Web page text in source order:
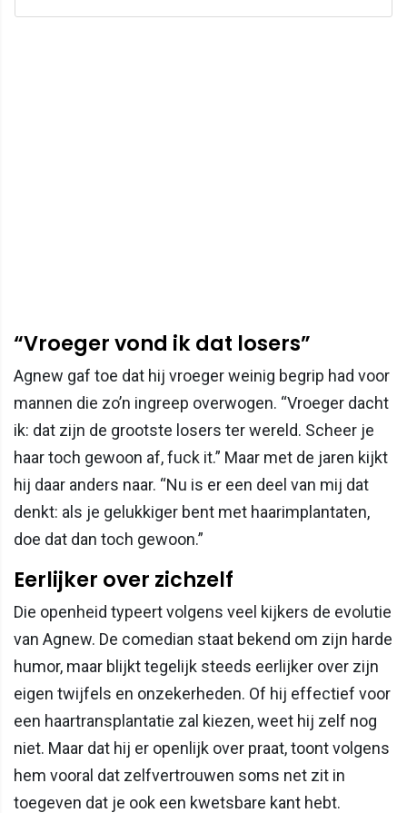
“Vroeger vond ik dat losers”
Agnew gaf toe dat hij vroeger weinig begrip had voor
mannen die zo’n ingreep overwogen. “Vroeger dacht
ik: dat zijn de grootste losers ter wereld. Scheer je
haar toch gewoon af, fuck it.” Maar met de jaren kijkt
hij daar anders naar. “Nu is er een deel van mij dat
denkt: als je gelukkiger bent met haarimplantaten,
doe dat dan toch gewoon.”
Eerlijker over zichzelf
Die openheid typeert volgens veel kijkers de evolutie
van Agnew. De comedian staat bekend om zijn harde
humor, maar blijkt tegelijk steeds eerlijker over zijn
eigen twijfels en onzekerheden. Of hij effectief voor
een haartransplantatie zal kiezen, weet hij zelf nog
niet. Maar dat hij er openlijk over praat, toont volgens
hem vooral dat zelfvertrouwen soms net zit in
toegeven dat je ook een kwetsbare kant hebt.